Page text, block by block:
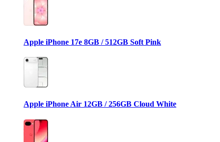
Apple iPhone 17e 8GB / 512GB Soft Pink
Apple iPhone Air 12GB / 256GB Cloud White